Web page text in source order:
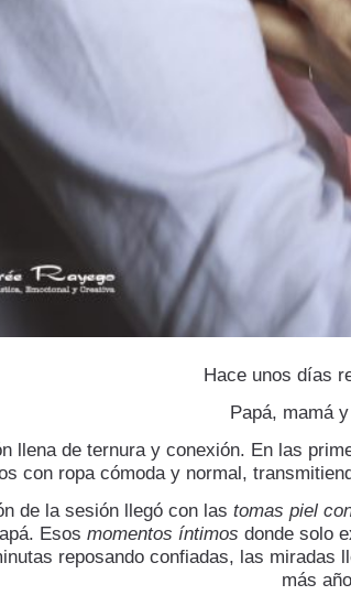
Hace unos días
Papá, mamá
llena de ternura y conexión. En las
con ropa cómoda y normal,
de la sesión llegó con las tomas piel
Esos momentos íntimos donde solo
reposando confiadas, las
más